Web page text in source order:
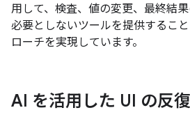
用して、検査、値の変更、最終結
必要としないツールを提供するこ
ローチを実現しています。
AI を活用した UI の反復